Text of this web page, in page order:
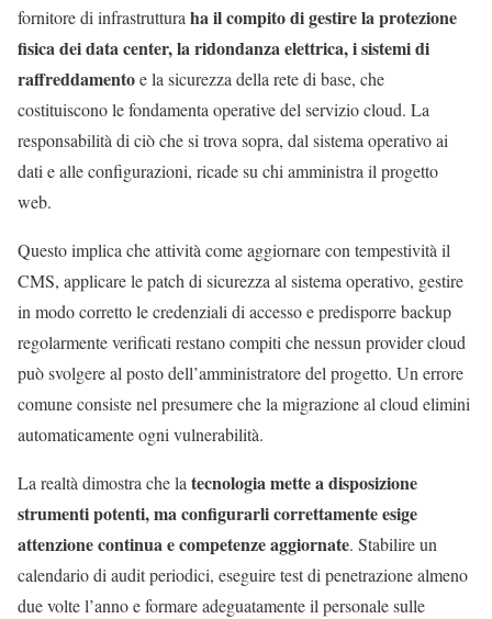
fornitore di infrastrutturaha il compito di gestire la protezione
fisica dei data center, la ridondanza elettrica, i sistemi di
raffreddamentoe la sicurezza della rete di base, che
costituiscono le fondamenta operative del servizio cloud. La
responsabilità di ciò che si trova sopra, dal sistema operativo ai
dati e alle configurazioni, ricade su chi amministra il progetto
web.
Questo implica che attività come aggiornare con tempestività il
CMS, applicare le patch di sicurezza al sistema operativo, gestire
in modo corretto le credenziali di accesso e predisporre backup
regolarmente verificati restano compiti che nessun provider cloud
può svolgere al posto dell’amministratore del progetto. Un errore
comune consiste nel presumere che la migrazione al cloud elimini
automaticamente ogni vulnerabilità.
La realtà dimostra che latecnologia mette a disposizione
strumenti potenti, ma configurarli correttamente esige
attenzione continua e competenze aggiornate. Stabilire un
calendario di audit periodici, eseguire test di penetrazione almeno
due volte l’anno e formare adeguatamente il personale sulle